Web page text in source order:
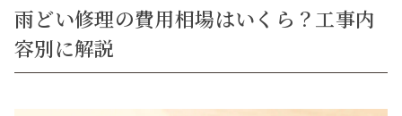
雨どい修理の費用相場はいくら？工事内
容別に解説